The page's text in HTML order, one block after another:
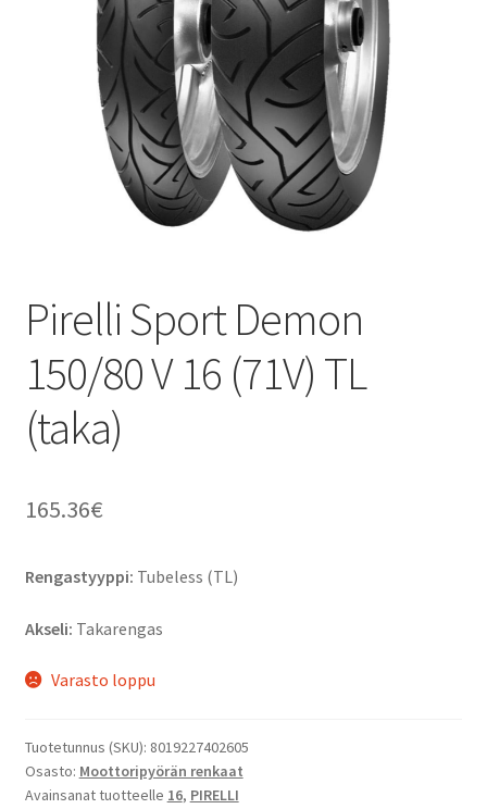
Pirelli Sport Demon
150/80 V 16 (71V) TL
(taka)
165.36€
Rengastyyppi: Tubeless (TL)
Akseli: Takarengas
Varasto loppu
Tuotetunnus (SKU): 8019227402605
Osasto: Moottoripyörän renkaat
Avainsanat tuotteelle 16, PIRELLI